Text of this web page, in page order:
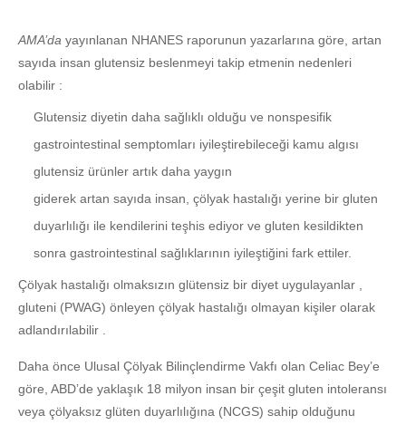
AMA’da yayınlanan NHANES raporunun yazarlarına göre, artan
sayıda insan glutensiz beslenmeyi takip etmenin nedenleri
olabilir :
Glutensiz diyetin daha sağlıklı olduğu ve nonspesifik
gastrointestinal semptomları iyileştirebileceği kamu algısı
glutensiz ürünler artık daha yaygın
giderek artan sayıda insan, çölyak hastalığı yerine bir gluten
duyarlılığı ile kendilerini teşhis ediyor ve gluten kesildikten
sonra gastrointestinal sağlıklarının iyileştiğini fark ettiler.
Çölyak hastalığı olmaksızın glütensiz bir diyet uygulayanlar ,
gluteni (PWAG) önleyen çölyak hastalığı olmayan kişiler olarak
adlandırılabilir .
Daha önce Ulusal Çölyak Bilinçlendirme Vakfı olan Celiac Bey’e
göre, ABD’de yaklaşık 18 milyon insan bir çeşit gluten intoleransı
veya çölyaksız glüten duyarlılığına (NCGS) sahip olduğunu